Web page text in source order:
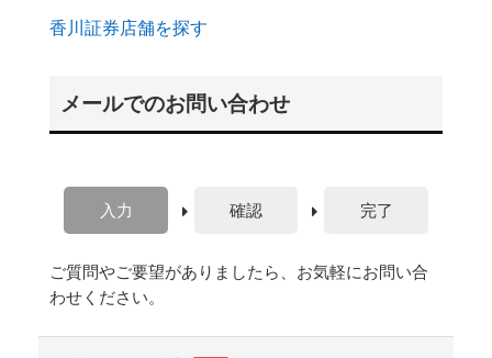
香川証券店舗を探す
メールでのお問い合わせ
入力 確認 完了
ご質問やご要望がありましたら、お気軽にお問い合
わせください。